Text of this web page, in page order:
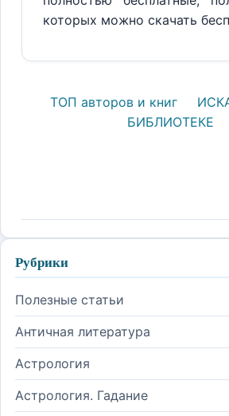
которых можно скачать
ТОП авторов и книг
БИБЛИОТЕКЕ
Рубрики
Полезные статьи
Античная литература
Астрология
Астрология. Гадание